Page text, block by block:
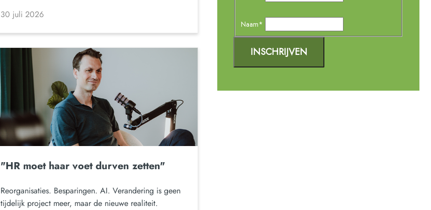
30 juli 2026
"HR moet haar voet durven zetten"
Reorganisaties. Besparingen. AI. Verandering is geen
tijdelijk project meer, maar de nieuwe realiteit.